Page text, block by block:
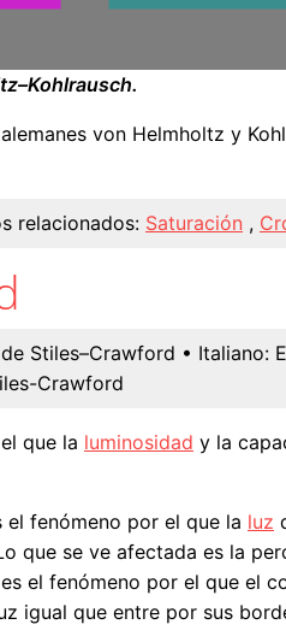
von Helmholtz y
relacionados: Saturación ,
Stiles–Crawford • Italiano:
Crawford
que la luminosidad y la
fenómeno por el que la luz
que se ve afectada es la
el fenómeno por el que el
igual que entre por sus